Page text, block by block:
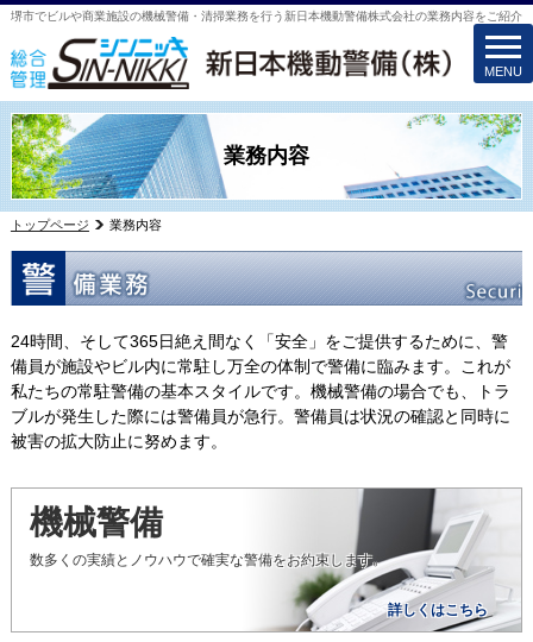
堺市でビルや商業施設の機械警備・清掃業務を行う新日本機動警備株式会社の業務内容をご紹介
業務内容
トップページ 業務内容
24時間、そして365日絶え間なく「安全」をご提供するために、警
備員が施設やビル内に常駐し万全の体制で警備に臨みます。これが
私たちの常駐警備の基本スタイルです。機械警備の場合でも、トラ
ブルが発生した際には警備員が急行。警備員は状況の確認と同時に
被害の拡大防止に努めます。
機械警備
数多くの実績とノウハウで確実な警備をお約束します。
詳しくはこちら
MENU